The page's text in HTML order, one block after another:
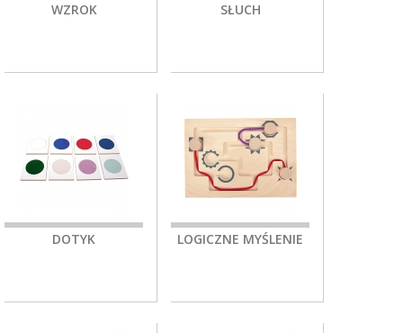
WZROK SŁUCH
DOTYK LOGICZNE MYŚLENIE